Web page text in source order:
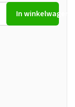
In winkelwagen